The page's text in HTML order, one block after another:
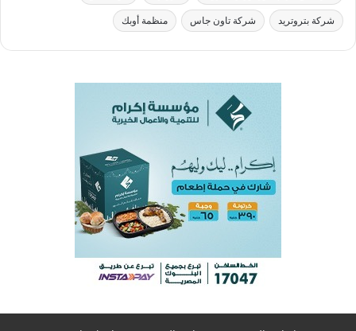
شركة بتروتريد شركة تاون جاس منظمة أوبك